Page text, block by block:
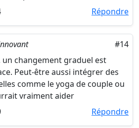
Répondre
#14
un changement graduel est
Peut-être aussi intégrer des
comme le yoga de couple ou
vraiment aider
Répondre